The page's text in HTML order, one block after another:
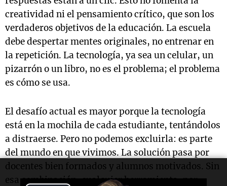
creatividad ni el pensamiento crítico, que son los
verdaderos objetivos de la educación. La escuela
debe despertar mentes originales, no entrenar en
la repetición. La tecnología, ya sea un celular, un
pizarrón o un libro, no es el problema; el problema
es cómo se usa.
El desafío actual es mayor porque la tecnología
está en la mochila de cada estudiante, tentándolos
a distraerse. Pero no podemos excluirla: es parte
del mundo en que vivimos. La solución pasa por
docentes bien formados y alumnos motivados. Sin
esa combinación, cualquier herramienta, por